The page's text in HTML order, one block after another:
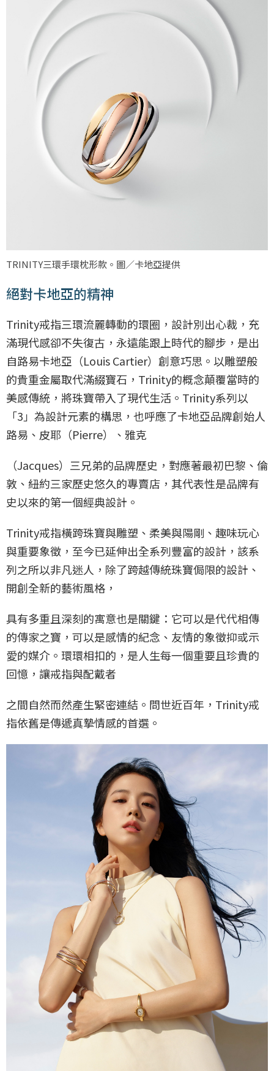
TRINITY三環手環枕形款。圖／卡地亞提供
絕對卡地亞的精神
Trinity戒指三環流麗轉動的環圈，設計別出心裁，充
滿現代感卻不失復古，永遠能跟上時代的腳步，是出
自路易卡地亞（Louis Cartier）創意巧思。以雕塑般
的貴重金屬取代滿綴寶石，Trinity的概念顛覆當時的
美感傳統，將珠寶帶入了現代生活。Trinity系列以
「3」為設計元素的構思，也呼應了卡地亞品牌創始人
路易、皮耶（Pierre）、雅克
（Jacques）三兄弟的品牌歷史，對應著最初巴黎、倫
敦、紐約三家歷史悠久的專賣店，其代表性是品牌有
史以來的第一個經典設計。
Trinity戒指橫跨珠寶與雕塑、柔美與陽剛、趣味玩心
與重要象徵，至今已延伸出全系列豐富的設計，該系
列之所以非凡迷人，除了跨越傳統珠寶侷限的設計、
開創全新的藝術風格，
具有多重且深刻的寓意也是關鍵：它可以是代代相傳
的傳家之寶，可以是感情的紀念、友情的象徵抑或示
愛的媒介。環環相扣的，是人生每一個重要且珍貴的
回憶，讓戒指與配戴者
之間自然而然產生緊密連結。問世近百年，Trinity戒
指依舊是傳遞真摯情感的首選。